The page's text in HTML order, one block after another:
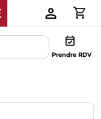
Prendre RDV